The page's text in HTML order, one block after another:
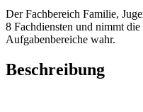
Der Fachbereich Familie,
8 Fachdiensten und nimmt
Aufgabenbereiche wahr.
Beschreibung